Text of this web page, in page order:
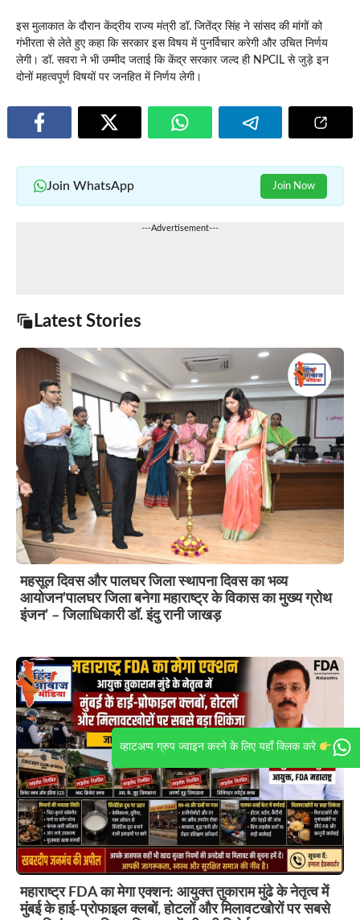
व्हाटअप्प ग्रुप ज्वाइन करने के लिए यहाँ क्लिक करे
इस मुलाकात के दौरान केंद्रीय राज्य मंत्री डॉ. जितेंद्र सिंह ने सांसद की मांगों को
गंभीरता से लेते हुए कहा कि सरकार इस विषय में पुनर्विचार करेगी और उचित निर्णय
लेगी। डॉ. सवरा ने भी उम्मीद जताई कि केंद्र सरकार जल्द ही NPCIL से जुड़े इन
दोनों महत्वपूर्ण विषयों पर जनहित में निर्णय लेगी।
Join WhatsApp Join Now
---Advertisement---
Latest Stories
महसूल दिवस और पालघर जिला स्थापना दिवस का भव्य
आयोजन’पालघर जिला बनेगा महाराष्ट्र के विकास का मुख्य ग्रोथ
इंजन’ – जिलाधिकारी डॉ. इंदु रानी जाखड़
महाराष्ट्र FDA का मेगा एक्शन: आयुक्त तुकाराम मुंढे के नेतृत्व में
मुंबई के हाई-प्रोफाइल क्लबों, होटलों और मिलावटखोरों पर सबसे